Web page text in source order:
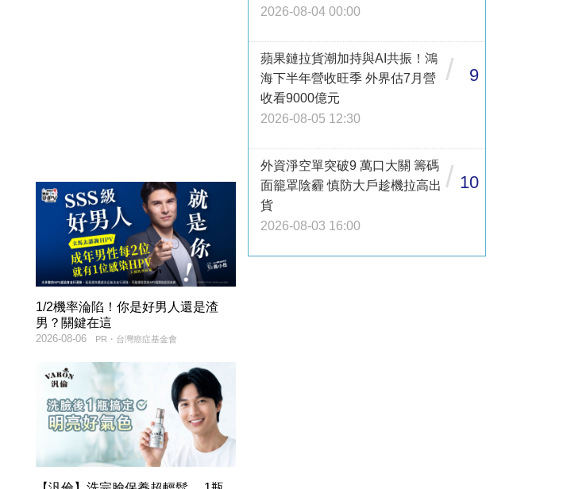
1/2機率淪陷！你是好男人還是渣
男？關鍵在這
PR・台灣癌症基金會
2026-08-06
2026-08-04 00:00
蘋果鏈拉貨潮加持與AI共振！鴻
海下半年營收旺季 外界估7月營
收看9000億元
2026-08-05 12:30
/ 9
外資淨空單突破9 萬口大關 籌碼
面籠罩陰霾 慎防大戶趁機拉高出
貨
2026-08-03 16:00
/ 10